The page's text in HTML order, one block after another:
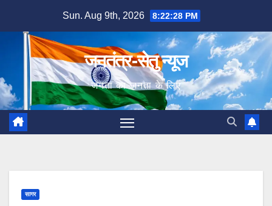
content
Sun. Aug 9th, 2026 8:22:29 PM
जनतंत्र-सेतु न्यूज
जनता का जनता के लिए
सागर